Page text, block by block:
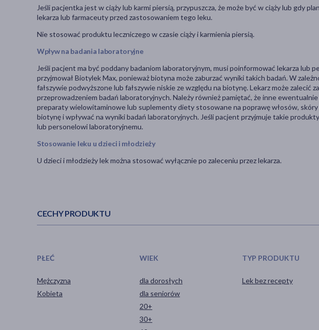
Jeśli pacjentka jest w ciąży lub karmi piersią, przypuszcza, że może być w ciąży lub gdy
lekarza lub farmaceuty przed zastosowaniem tego leku.
Nie stosować produktu leczniczego w czasie ciąży i karmienia piersią.
Wpływ na badania laboratoryjne
Jeśli pacjent ma być poddany badaniom laboratoryjnym, musi poinformować lekarza lub
przyjmował Biotylek Max, ponieważ biotyna może zaburzać wyniki takich badań. W
fałszywie podwyższone lub fałszywie niskie ze względu na biotynę. Lekarz może zalecić
przeprowadzeniem badań laboratoryjnych. Należy również pamiętać, że inne
preparaty wielowitaminowe lub suplementy diety stosowane na poprawę włosów, skóry
biotynę i wpływać na wyniki badań laboratoryjnych. Jeśli pacjent przyjmuje takie
lub personelowi laboratoryjnemu.
Stosowanie leku u dzieci i młodzieży
U dzieci i młodzieży lek można stosować wyłącznie po zaleceniu przez lekarza.
CECHY PRODUKTU
PŁEĆ
Mężczyzna
Kobieta
WIEK
dla dorosłych
dla seniorów
20+
30+
TYP PRODUKTU
Lek bez recepty